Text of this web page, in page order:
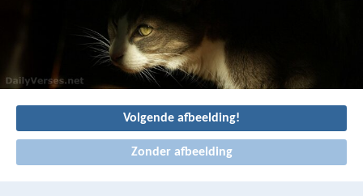
Volgende afbeelding!
Zonder afbeelding